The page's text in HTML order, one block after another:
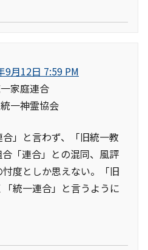
9月12日 7:59 PM
家庭連合
一神霊協会
」と言わず、「旧統一教
「連合」との混同、風評
度としか思えない。「旧
統一連合」と言うように